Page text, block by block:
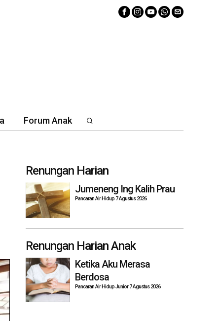
Forum Anak
Renungan Harian
Jumeneng Ing Kalih Prau
Pancaran Air Hidup 7 Agustus 2026
Renungan Harian Anak
Ketika Aku Merasa
Berdosa
Pancaran Air Hidup Junior 7 Agustus 2026